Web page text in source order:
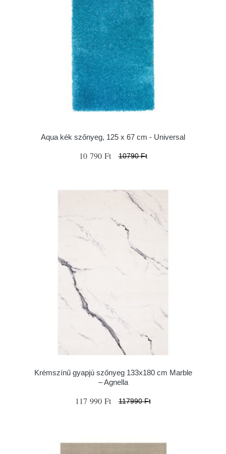
Aqua kék szőnyeg, 125 x 67 cm - Universal
10 790 Ft 10790 Ft
Krémszínű gyapjú szőnyeg 133x180 cm Marble
– Agnella
117 990 Ft 117990 Ft